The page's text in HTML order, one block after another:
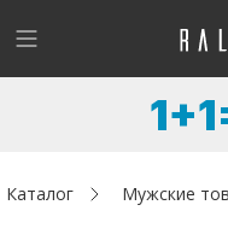
!
Женщинам
Возникли вопросы? -
Каталог Мужские